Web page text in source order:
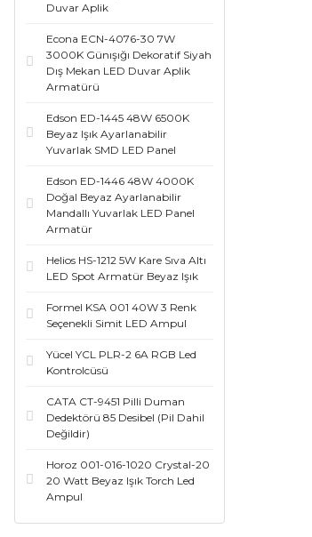
Duvar Aplik
Econa ECN-4076-30 7W
3000K Günışığı Dekoratif Siyah
Dış Mekan LED Duvar Aplik
Armatürü
Edson ED-1445 48W 6500K
Beyaz Işık Ayarlanabilir
Yuvarlak SMD LED Panel
Edson ED-1446 48W 4000K
Doğal Beyaz Ayarlanabilir
Mandallı Yuvarlak LED Panel
Armatür
Helios HS-1212 5W Kare Sıva Altı
LED Spot Armatür Beyaz Işık
Formel KSA 001 40W 3 Renk
Seçenekli Simit LED Ampul
Yücel YCL PLR-2 6A RGB Led
Kontrolcüsü
CATA CT-9451 Pilli Duman
Dedektörü 85 Desibel (Pil Dahil
Değildir)
Horoz 001-016-1020 Crystal-20
20 Watt Beyaz Işık Torch Led
Ampul